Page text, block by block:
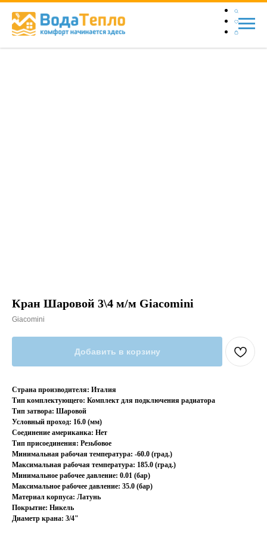
Кран Шаровой 3\4 м/м Giacomini
Giacomini
Добавить в корзину
Страна производителя: Италия
Тип комплектующего: Комплект для подключения радиатора
Тип затвора: Шаровой
Условный проход: 16.0 (мм)
Соединение американка: Нет
Тип присоединения: Резьбовое
Минимальная рабочая температура: -60.0 (град.)
Максимальная рабочая температура: 185.0 (град.)
Минимальное рабочее давление: 0.01 (бар)
Максимальное рабочее давление: 35.0 (бар)
Материал корпуса: Латунь
Покрытие: Никель
Диаметр крана: 3/4"